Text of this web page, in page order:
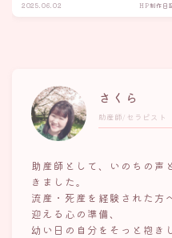
2025.06.02 HP制作日
さくら
助産師/セラピスト
助産師として、いのちの声
きました。
流産・死産を経験された方
迎える心の準備、
幼い日の自分をそっと抱き